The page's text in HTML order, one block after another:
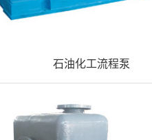
石油化工流程泵